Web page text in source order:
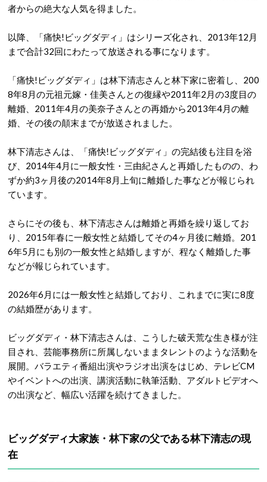
者からの絶大な人気を得ました。
以降、「痛快!ビッグダディ」はシリーズ化され、2013年12月
まで合計32回にわたって放送される事になります。
「痛快!ビッグダディ」は林下清志さんと林下家に密着し、200
8年8月の元祖元嫁・佳美さんとの復縁や2011年2月の3度目の
離婚、2011年4月の美奈子さんとの再婚から2013年4月の離
婚、その後の顛末までが放送されました。
林下清志さんは、「痛快!ビッグダディ」の完結後も注目を浴
び、2014年4月に一般女性・三由紀さんと再婚したものの、わ
ずか約3ヶ月後の2014年8月上旬に離婚した事などが報じられ
ています。
さらにその後も、林下清志さんは離婚と再婚を繰り返してお
り、2015年春に一般女性と結婚してその4ヶ月後に離婚。201
6年5月にも別の一般女性と結婚しますが、程なく離婚した事
などが報じられています。
2026年6月には一般女性と結婚しており、これまでに実に8度
の結婚歴があります。
ビッグダディ・林下清志さんは、こうした破天荒な生き様が注
目され、芸能事務所に所属しないままタレントのような活動を
展開。バラエティ番組出演やラジオ出演をはじめ、テレビCM
やイベントへの出演、講演活動に執筆活動、アダルトビデオへ
の出演など、幅広い活躍を続けてきました。
ビッグダディ大家族・林下家の父である林下清志の現
在